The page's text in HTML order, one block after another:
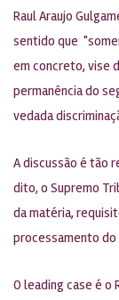
Raul Araujo
sentido que
em concreto, vise
permanência do
vedada
A discussão é tão
dito, o Supremo
da matéria,
processamento do
O leading case é o